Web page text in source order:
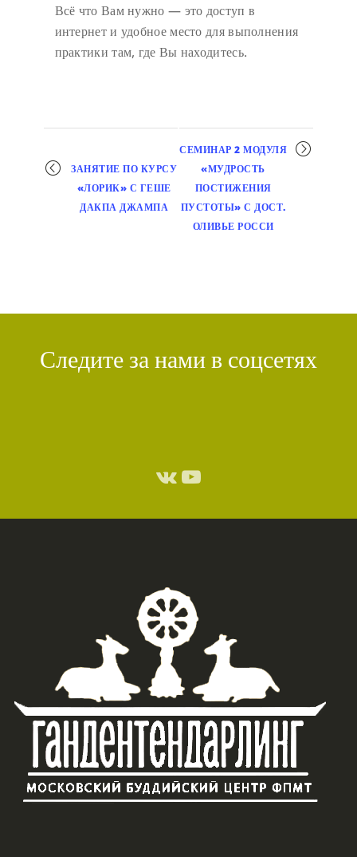
Всё что Вам нужно — это доступ в
интернет и удобное место для выполнения
практики там, где Вы находитесь.
Мероприятие
навигация
ЗАНЯТИЕ ПО КУРСУ
«ЛОРИК» С ГЕШЕ
ДАКПА ДЖАМПА
СЕМИНАР 2 МОДУЛЯ
«МУДРОСТЬ
ПОСТИЖЕНИЯ
ПУСТОТЫ» С ДОСТ.
ОЛИВЬЕ РОССИ
Следите за нами в соцсетях